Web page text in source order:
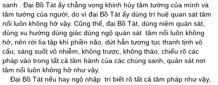
sanh . Ðại Bồ Tát ấy chẳng vọng khinh hủy tâm tướng của mình và
tâm tướng của người, do vì đại Bồ Tát ấy dùng trí huệ quan sát tâm
nối luôn không hở vậy. Cũng thế, đại Bồ Tát, dùng niệm quán sàt,
dùng xu hướng dùng giác dùng ngộ quán sát tâm nối luôn không
hở, nên rời lìa tập khí phiền não, dứt hẳn tương tục thanh tịnh vô
cấu, sáng suốt vô nhiễm, không trược, không tháo, chiếu rõ các
pháp vào trong tất cả tâm hành của các chúng sanh, quán sát nơi
tâm nối luôn không hở như vậy.
Ðại Bồ Tát nếu hay ngộ nhập trí biết rõ tất cả tâm pháp như vậy,